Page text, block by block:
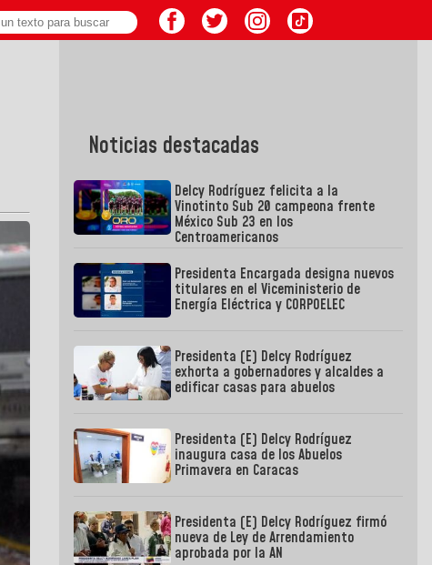
Noticias destacadas
Delcy Rodríguez felicita a la
Vinotinto Sub 20 campeona frente
México Sub 23 en los
Centroamericanos
Presidenta Encargada designa nuevos
titulares en el Viceministerio de
Energía Eléctrica y CORPOELEC
Presidenta (E) Delcy Rodríguez
exhorta a gobernadores y alcaldes a
edificar casas para abuelos
Presidenta (E) Delcy Rodríguez
inaugura casa de los Abuelos
Primavera en Caracas
Presidenta (E) Delcy Rodríguez firmó
nueva de Ley de Arrendamiento
aprobada por la AN